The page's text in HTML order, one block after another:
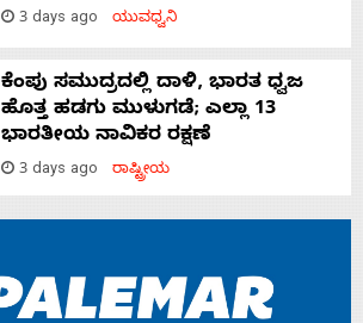
3 days ago ಯುವಧ್ವನಿ
ಕೆಂಪು ಸಮುದ್ರದಲ್ಲಿ ದಾಳಿ, ಭಾರತ ಧ್ವಜ
ಹೊತ್ತ ಹಡಗು ಮುಳುಗಡೆ; ಎಲ್ಲಾ 13
ಭಾರತೀಯ ನಾವಿಕರ ರಕ್ಷಣೆ
3 days ago ರಾಷ್ಟ್ರೀಯ